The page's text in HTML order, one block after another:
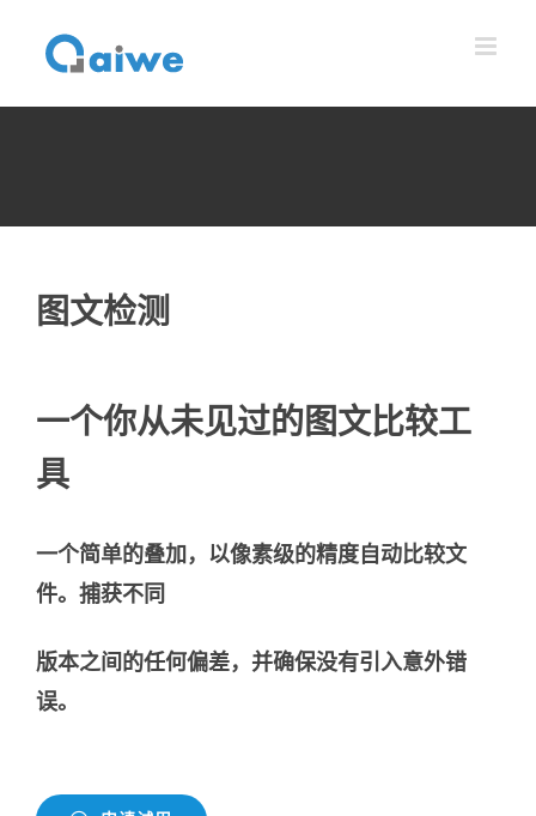
容
图文检测
一个你从未见过的图文比较工
具
一个简单的叠加，以像素级的精度自动比较文
件。捕获不同
版本之间的任何偏差，并确保没有引入意外错
误。